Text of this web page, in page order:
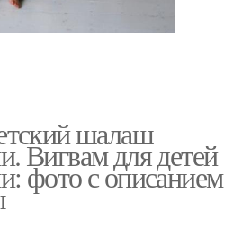
шалаш
Вигвам для детей
фото с описанием